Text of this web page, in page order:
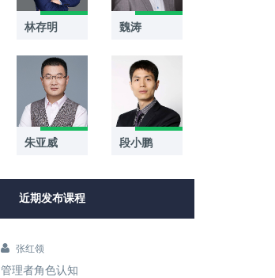
林存明 魏涛
朱亚威 段小鹏
近期发布课程
张红领
管理者角色认知